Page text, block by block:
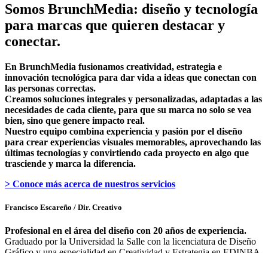
Somos BrunchMedia: diseño y tecnología
para marcas que quieren destacar y
conectar.
En BrunchMedia fusionamos creatividad, estrategia e
innovación tecnológica para dar vida a ideas que conectan con
las personas correctas.
Creamos soluciones integrales y personalizadas, adaptadas a las
necesidades de cada cliente, para que su marca no solo se vea
bien, sino que genere impacto real.
Nuestro equipo combina experiencia y pasión por el diseño
para crear experiencias visuales memorables, aprovechando las
últimas tecnologías y convirtiendo cada proyecto en algo que
trasciende y marca la diferencia.
> Conoce más acerca de nuestros servicios
Francisco Escareño / Dir. Creativo
Profesional en el área del diseño con 20 años de experiencia.
Graduado por la Universidad la Salle con la licenciatura de Diseño